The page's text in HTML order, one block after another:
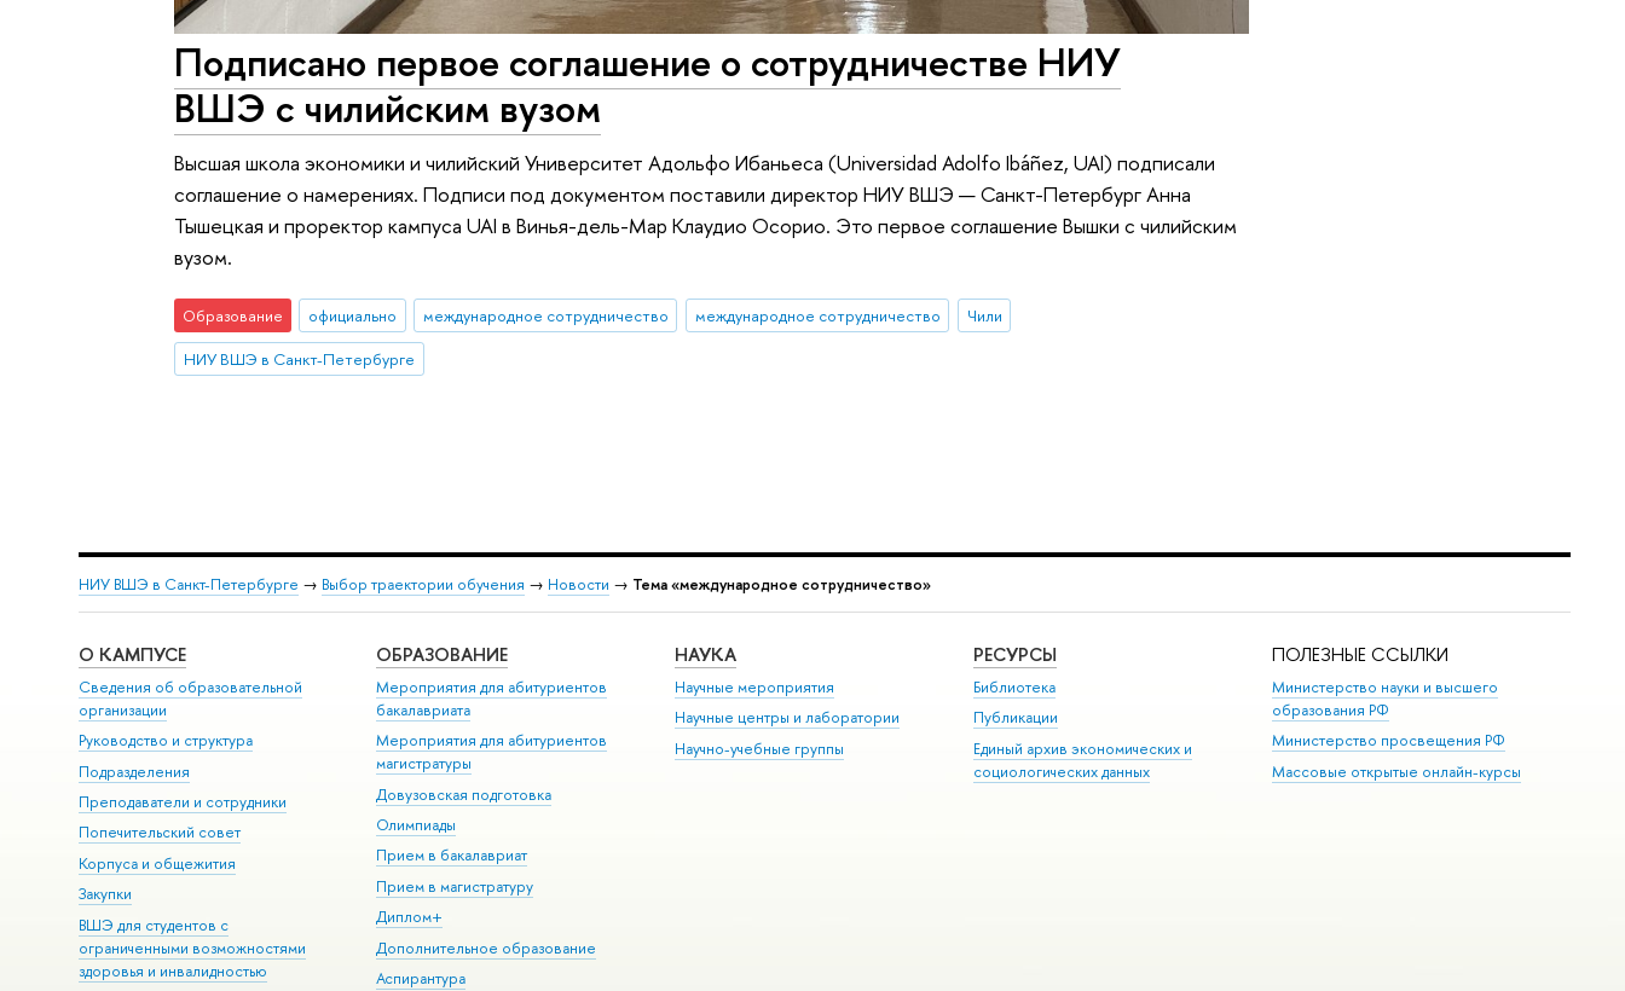
Подписано первое соглашение о сотрудничестве НИУ
ВШЭ с чилийским вузом
Высшая школа экономики и чилийский Университет Адольфо Ибаньеса (Universidad Adolfo Ibáñez, UAI) подписали
соглашение о намерениях. Подписи под документом поставили директор НИУ ВШЭ — Санкт-Петербург Анна
Тышецкая и проректор кампуса UAI в Винья-дель-Мар Клаудио Осорио. Это первое соглашение Вышки с чилийским
вузом.
Образование официально международное сотрудничество международное сотрудничество
Чили
НИУ ВШЭ в Санкт-Петербурге
НИУ ВШЭ в Санкт-Петербурге → Выбор траектории обучения → Новости → Тема «международное сотрудничество»
О КАМПУСЕ
Сведения об образовательной
организации
Руководство и структура
Подразделения
Преподаватели и сотрудники
Попечительский совет
Корпуса и общежития
Закупки
ВШЭ для студентов с
ограниченными возможностями
здоровья и инвалидностью
ОБРАЗОВАНИЕ
Мероприятия для абитуриентов
бакалавриата
Мероприятия для абитуриентов
магистратуры
Довузовская подготовка
Олимпиады
Прием в бакалавриат
Прием в магистратуру
Диплом+
Дополнительное образование
Аспирантура
НАУКА
Научные мероприятия
Научные центры и лаборатории
Научно-учебные группы
РЕСУРСЫ
Библиотека
Публикации
Единый архив экономических и
социологических данных
ПОЛЕЗНЫЕ ССЫЛКИ
Министерство науки и высшего
образования РФ
Министерство просвещения РФ
Массовые открытые онлайн-курсы